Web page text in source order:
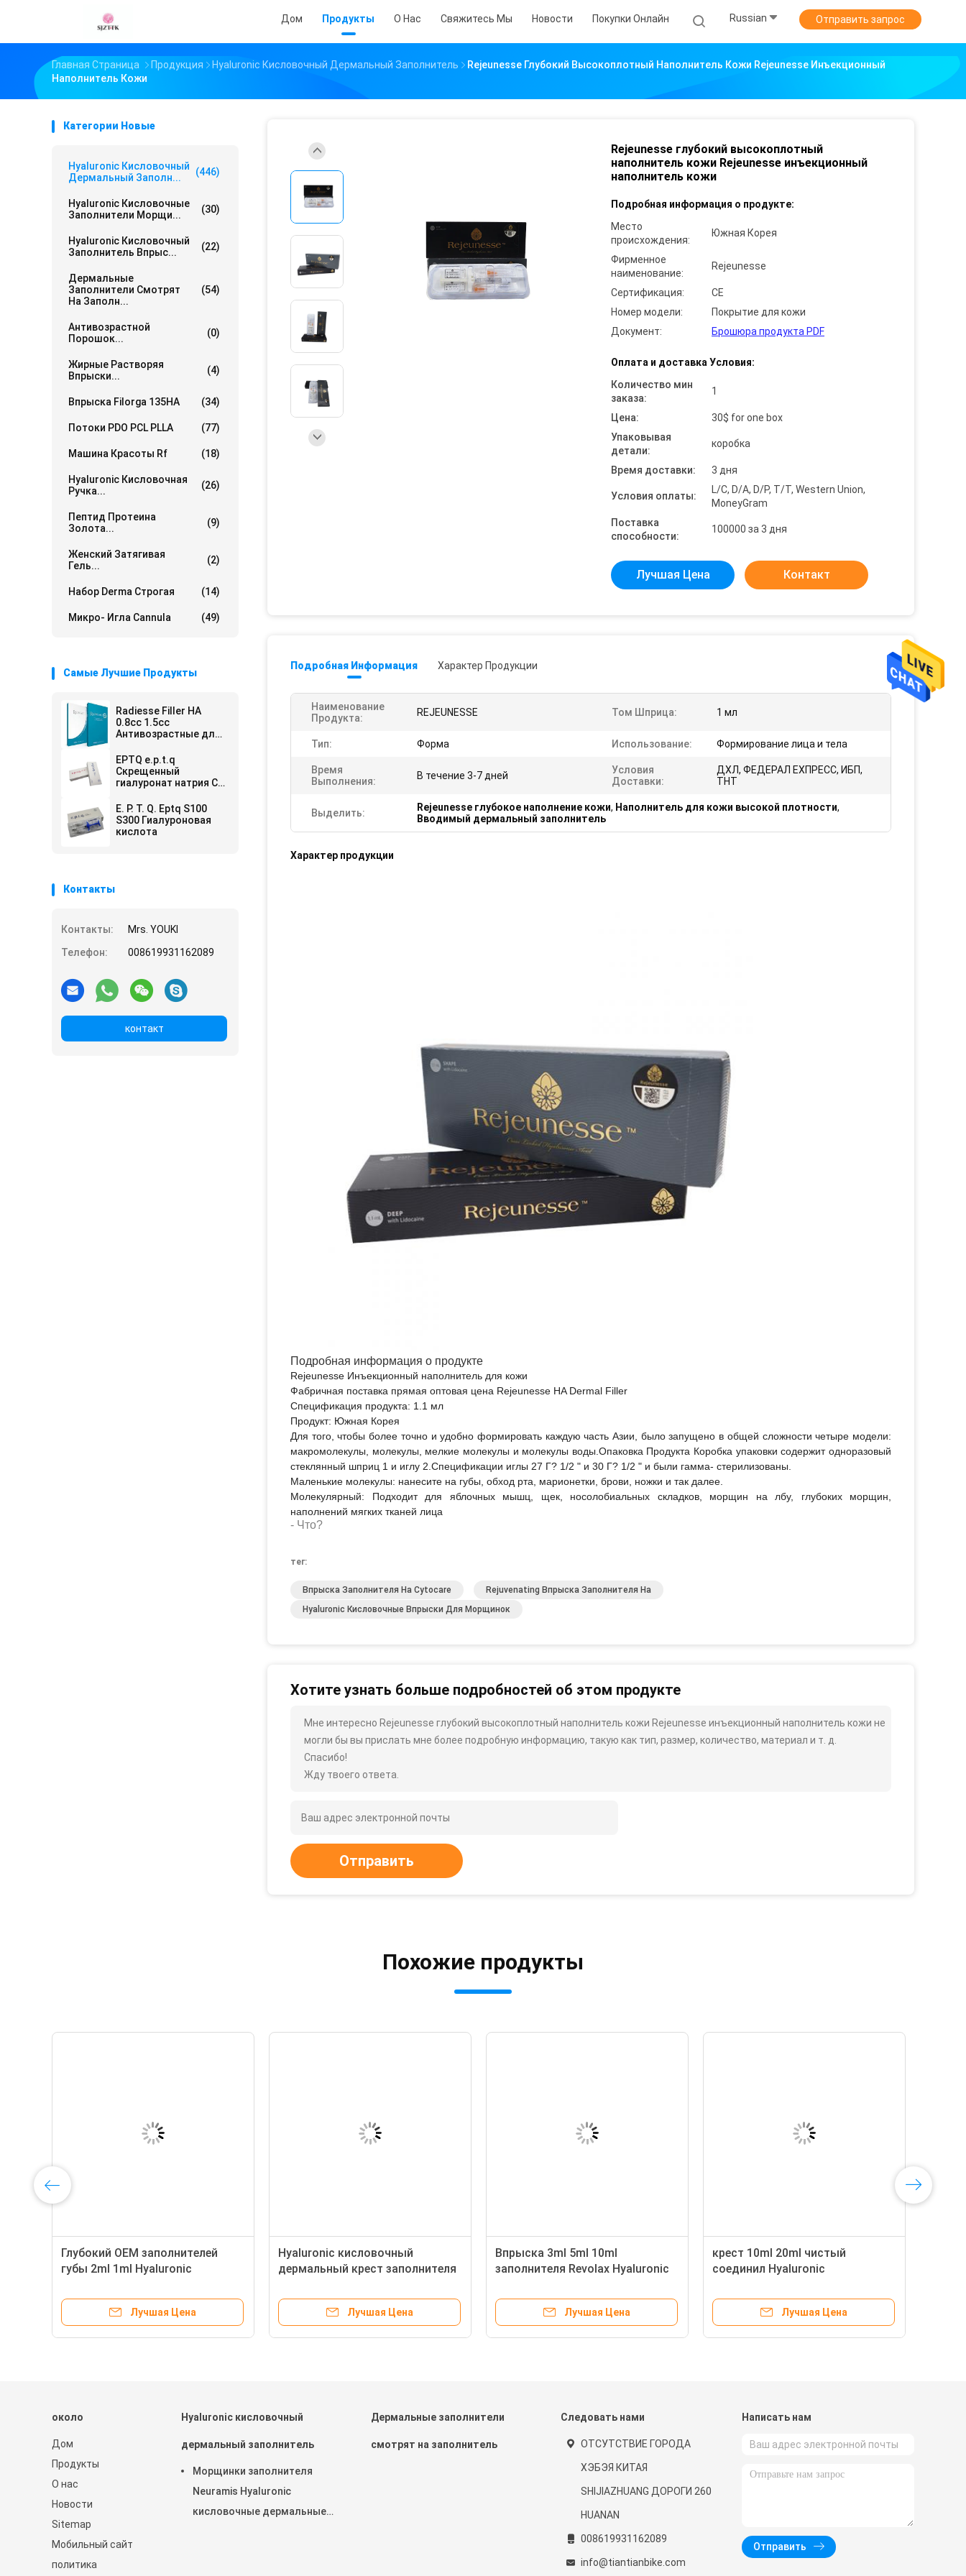
Дом Продукты О Нас Свяжитесь Мы Новости Покупки Онлайн Russian Отправить запрос
Главная Страница Продукция Hyaluronic Кисловочный Дермальный Заполнитель
Rejeunesse Глубокий Высокоплотный Наполнитель Кожи Rejeunesse Инъекционный
Наполнитель Кожи
Категории Новые
Hyaluronic Кисловочный
Дермальный Заполн...
(446)
Hyaluronic Кисловочные
Заполнители Морщи...
(30)
Hyaluronic Кисловочный
Заполнитель Впрыс...
(22)
Дермальные
Заполнители Смотрят
На Заполн...
(54)
Антивозрастной
Порошок...
(0)
Жирные Растворяя
Впрыски...
(4)
Впрыска Filorga 135HA (34)
Потоки PDO PCL PLLA (77)
Машина Красоты Rf (18)
Hyaluronic Кисловочная
Ручка...
(26)
Пептид Протеина
Золота...
(9)
Женский Затягивая
Гель...
(2)
Набор Derma Строгая (14)
Микро- Игла Cannula (49)
Самые Лучшие Продукты
Radiesse Filler HA
0.8cc 1.5cc
Антивозрастные для
лице
EPTQ e.p.t.q
Скрещенный
гиалуронат натрия CE
Filler
E. P. T. Q. Eptq S100
S300 Гиалуроновая
кислота
Контакты
Контакты:
Mrs. YOUKI
Телефон:
008619931162089
контакт
Rejeunesse глубокий высокоплотный
наполнитель кожи Rejeunesse инъекционный
наполнитель кожи
Подробная информация о продукте:
Место
происхождения:
Южная Корея
Фирменное
наименование:
Rejeunesse
Сертификация:
CE
Номер модели:
Покрытие для кожи
Документ:
Брошюра продукта PDF
Оплата и доставка Условия:
Количество мин
заказа:
1
Цена:
30$ for one box
Упаковывая
детали:
коробка
Время доставки: 3 дня
Условия оплаты:
L/C, D/A, D/P, T/T, Western Union,
MoneyGram
Поставка
способности:
100000 за 3 дня
Лучшая Цена Контакт
Подробная Информация Характер Продукции
Наименование
Продукта:
REJEUNESSE Том Шприца: 1 мл
Тип: Форма Использование: Формирование лица и тела
Время
Выполнения:
В течение 3-7 дней
Условия
Доставки:
ДХЛ, ФЕДЕРАЛ ЕХПРЕСС, ИБП,
ТНТ
Выделить: Rejeunesse глубокое наполнение кожи, Наполнитель для кожи высокой плотности,
Вводимый дермальный заполнитель
Характер продукции
Подробная информация о продукте
Rejeunesse Инъекционный наполнитель для кожи
Фабричная поставка прямая оптовая цена Rejeunesse HA Dermal Filler
Спецификация продукта: 1.1 мл
Продукт: Южная Корея
Для того, чтобы более точно и удобно формировать каждую часть Азии, было запущено в общей сложности четыре модели:
макромолекулы, молекулы, мелкие молекулы и молекулы воды.Опаковка Продукта Коробка упаковки содержит одноразовый
стеклянный шприц 1 и иглу 2.Спецификации иглы 27 Г? 1/2 " и 30 Г? 1/2 " и были гамма- стерилизованы.
Маленькие молекулы: нанесите на губы, обход рта, марионетки, брови, ножки и так далее.
Молекулярный: Подходит для яблочных мышц, щек, носолобиальных складков, морщин на лбу, глубоких морщин,
наполнений мягких тканей лица
- Что?
тег:
Впрыска Заполнителя Ha Cytocare
Rejuvenating Впрыска Заполнителя Ha
Hyaluronic Кисловочные Впрыски Для Морщинок
Хотите узнать больше подробностей об этом продукте
Мне интересно Rejeunesse глубокий высокоплотный наполнитель кожи Rejeunesse инъекционный наполнитель кожи не
могли бы вы прислать мне более подробную информацию, такую ​​как тип, размер, количество, материал и т. д.
Спасибо!
Жду твоего ответа.
Отправить
Похожие продукты
Глубокий OEM заполнителей
губы 2ml 1ml Hyaluronic
вводимый
Лучшая Цена
Hyaluronic кисловочный
дермальный крест заполнителя
Hyaluronate
Лучшая Цена
Впрыска 3ml 5ml 10ml
заполнителя Revolax Hyaluronic
Лучшая Цена
крест 10ml 20ml чистый
соединил Hyaluronic
геля анти-
Лучшая Цена
около
Дом
Продукты
О нас
Новости
Sitemap
Мобильный сайт
политика
Hyaluronic кисловочный
дермальный заполнитель
Морщинки заполнителя
Neuramis Hyaluronic
кисловочные дермальные
Дермальные заполнители
смотрят на заполнитель
Следовать нами
ОТСУТСТВИЕ ГОРОДА
ХЭБЭЯ КИТАЯ
SHIJIAZHUANG ДОРОГИ 260
HUANAN
008619931162089
info@tiantianbike.com
Написать нам
Отправить